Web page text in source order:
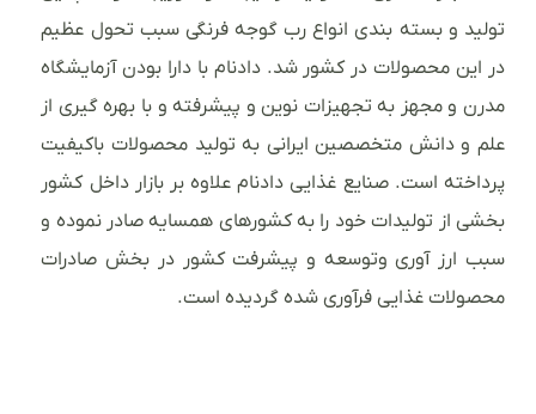
تولید و بسته بندی انواع رب گوجه فرنگی سبب تحول عظیم
در این محصولات در کشور شد. دادنام با دارا بودن آزمایشگاه
مدرن و مجهز به تجهیزات نوین و پیشرفته و با بهره گیری از
علم و دانش متخصصین ایرانی به تولید محصولات باکیفیت
پرداخته است. صنایع غذایی دادنام علاوه بر بازار داخل کشور
بخشی از تولیدات خود را به کشورهای همسایه صادر نموده و
سبب ارز آوری وتوسعه و پیشرفت کشور در بخش صادرات
محصولات غذایی فرآوری شده گردیده است.